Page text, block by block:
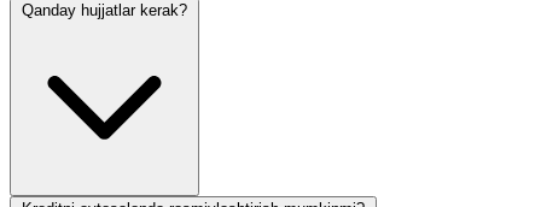
Qanday hujjatlar kerak?